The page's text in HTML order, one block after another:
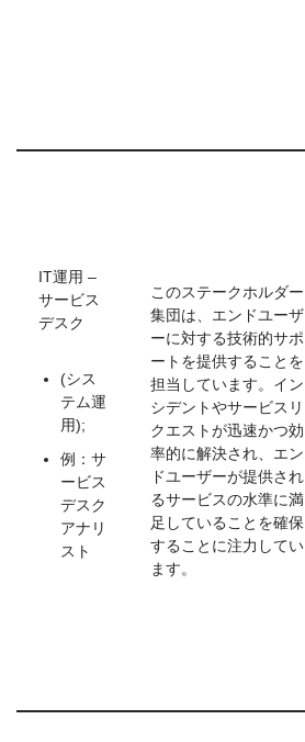
IT運用 –
サービス
デスク
(シス
テム運
用);
例：サ
ービス
デスク
アナリ
スト
このステークホルダー
集団は、エンドユーザ
ーに対する技術的サポ
ートを提供することを
担当しています。イン
シデントやサービスリ
クエストが迅速かつ効
率的に解決され、エン
ドユーザーが提供され
るサービスの水準に満
足していることを確保
することに注力してい
ます。